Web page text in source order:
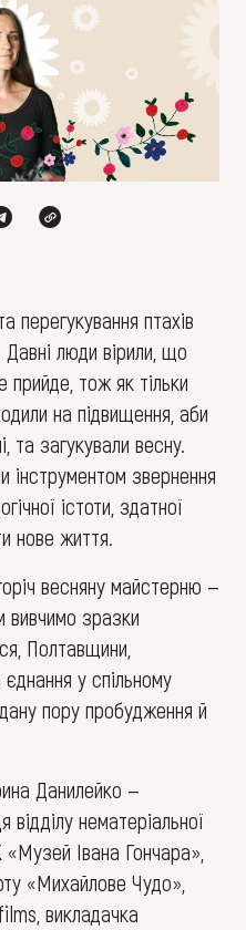
перегукування птахів
люди вірили, що
прийде, тож як тільки
на підвищення, аби
та загукували весну.
інструментом звернення
істоти, здатної
нове життя.
весняну майстерню —
вивчимо зразки
Полтавщини,
у спільному
пору пробудження й
Данилейко —
відділу нематеріальної
Івана Гончара»,
«Михайлове Чудо»,
викладачка